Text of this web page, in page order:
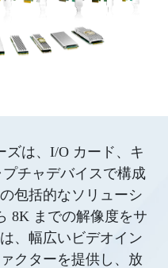
ズは、I/O カード、キ
チャデバイスで構成
包括的なソリューシ
8K までの解像度をサ
、幅広いビデオイン
クターを提供し、放